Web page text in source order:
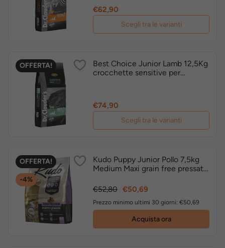
Prezzo
€62,90
Scegli tra le varianti
OFFERTA!
Best Choice Junior Lamb 12,5Kg
crocchette sensitive per
Prezzo
€74,90
Scegli tra le varianti
OFFERTA!
-4%
Kudo Puppy Junior Pollo 7,5kg
Medium Maxi grain free pressato
Prezzo
€52,80 Prezzo
€50,69
Prezzo minimo ultimi 30 giorni: €50,69
Acquista ora